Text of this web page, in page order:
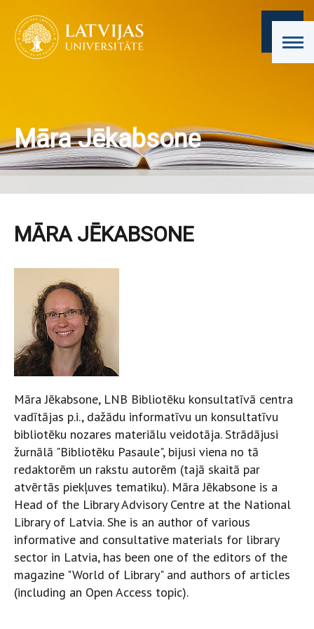
Māra Jēkabsone
MĀRA JĒKABSONE
Māra Jēkabsone, LNB Bibliotēku konsultatīvā centra
vadītājas p.i., dažādu informatīvu un konsultatīvu
bibliotēku nozares materiālu veidotāja. Strādājusi
žurnālā "Bibliotēku Pasaule", bijusi viena no tā
redaktorēm un rakstu autorēm (tajā skaitā par
atvērtās piekļuves tematiku). Māra Jēkabsone is a
Head of the Library Advisory Centre at the National
Library of Latvia. She is an author of various
informative and consultative materials for library
sector in Latvia, has been one of the editors of the
magazine "World of Library" and authors of articles
(including an Open Access topic).